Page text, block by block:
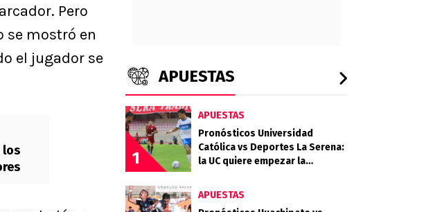
Pero
se mostró en
el jugador se
los
APUESTAS
1
APUESTAS
Pronósticos Universidad
Católica vs Deportes La Serena:
la UC quiere empezar la
APUESTAS